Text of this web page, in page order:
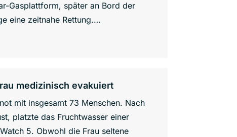
Gasplattform, später an Bord der
eine zeitnahe Rettung.…
medizinisch evakuiert
mit insgesamt 73 Menschen. Nach
platzte das Fruchtwasser einer
5. Obwohl die Frau seltene